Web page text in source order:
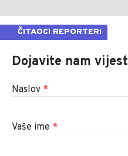
ČITAOCI REPORTERI
Dojavite nam vijest
Naslov *
Vaše ime *